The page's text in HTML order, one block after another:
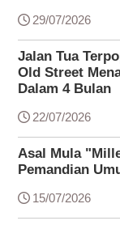
29/07/2026
Jalan Tua
Old Street
Dalam 4 Bulan
22/07/2026
Asal Mula
Pemandian
15/07/2026